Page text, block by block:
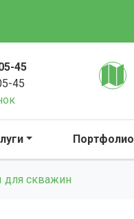
45
45
Портфолио
для скважин